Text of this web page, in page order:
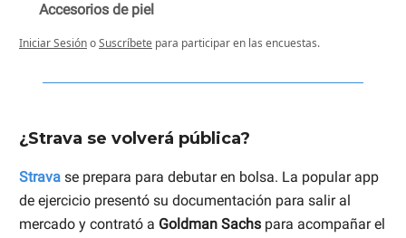
Accesorios de piel
Iniciar SesiónoSuscríbete para participar en las encuestas.
¿Strava se volverá pública?
Strava se prepara para debutar en bolsa. La popular app
de ejercicio presentó su documentación para salir al
mercado y contrató a Goldman Sachs para acompañar el